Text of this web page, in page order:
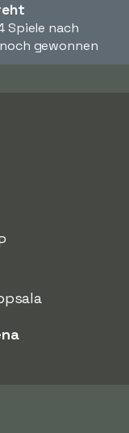
Spiele nach
gewonnen